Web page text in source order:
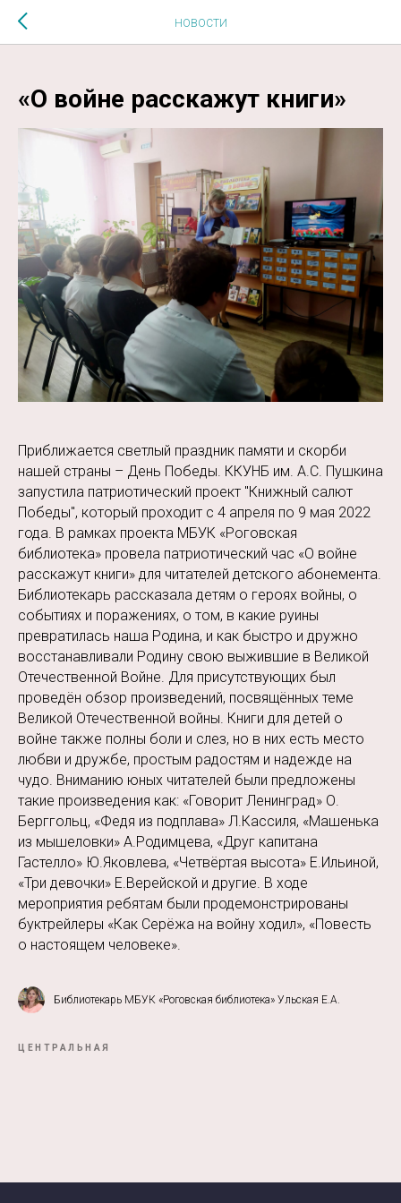
$MESSAGE$
НОВОСТИ
«О войне расскажут книги»
Приближается светлый праздник памяти и скорби
нашей страны – День Победы. ККУНБ им. А.С. Пушкина
запустила патриотический проект "Книжный салют
Победы", который проходит с 4 апреля по 9 мая 2022
года. В рамках проекта МБУК «Роговская
библиотека» провела патриотический час «О войне
расскажут книги» для читателей детского абонемента.
Библиотекарь рассказала детям о героях войны, о
событиях и поражениях, о том, в какие руины
превратилась наша Родина, и как быстро и дружно
восстанавливали Родину свою выжившие в Великой
Отечественной Войне. Для присутствующих был
проведён обзор произведений, посвящённых теме
Великой Отечественной войны. Книги для детей о
войне также полны боли и слез, но в них есть место
любви и дружбе, простым радостям и надежде на
чудо. Вниманию юных читателей были предложены
такие произведения как: «Говорит Ленинград» О.
Берггольц, «Федя из подплава» Л.Кассиля, «Машенька
из мышеловки» А.Родимцева, «Друг капитана
Гастелло» Ю.Яковлева, «Четвёртая высота» Е.Ильиной,
«Три девочки» Е.Верейской и другие. В ходе
мероприятия ребятам были продемонстрированы
буктрейлеры «Как Серёжа на войну ходил», «Повесть
о настоящем человеке».
Библиотекарь МБУК «Роговская библиотека» Ульская Е.А.
ЦЕНТРАЛЬНАЯ